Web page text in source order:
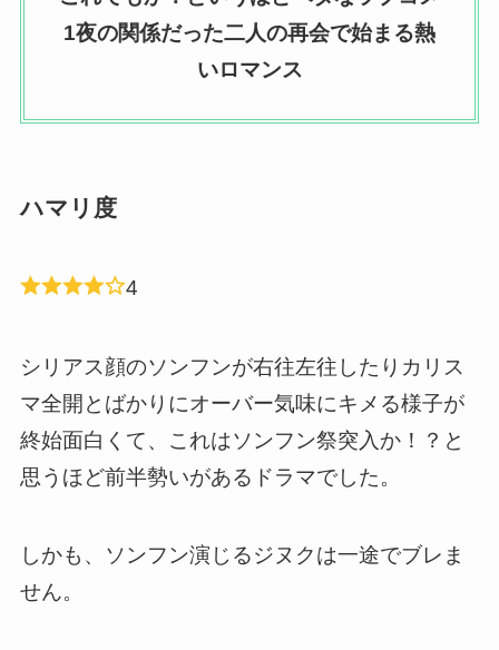
1夜の関係だった二人の再会で始まる熱
いロマンス
ハマリ度
4
シリアス顔のソンフンが右往左往したりカリス
マ全開とばかりにオーバー気味にキメる様子が
終始面白くて、これはソンフン祭突入か！？と
思うほど前半勢いがあるドラマでした。
しかも、ソンフン演じるジヌクは一途でブレま
せん。